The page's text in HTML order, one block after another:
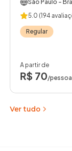
São Paulo -
5.0 (194
Regular
A partir de
R$ 70/pessoa
Ver tudo